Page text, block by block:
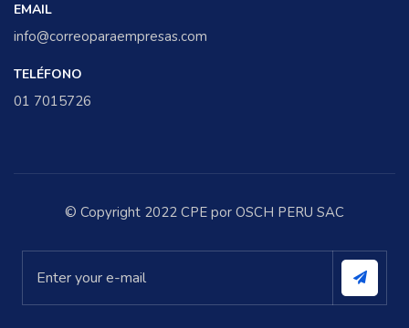
EMAIL
info@correoparaempresas.com
TELÉFONO
01 7015726
© Copyright 2022 CPE por OSCH PERU SAC